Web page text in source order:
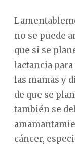
no se puede
que si se
lactancia
las mamas y
de que se
también se
cáncer,